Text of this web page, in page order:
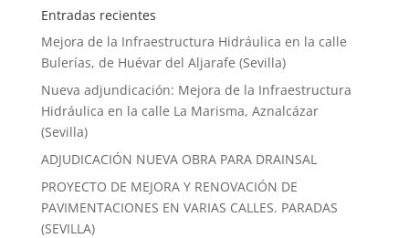
Entradas recientes
Mejora de la Infraestructura Hidráulica en la calle
Bulerías, de Huévar del Aljarafe (Sevilla)
Nueva adjundicación: Mejora de la Infraestructura
Hidráulica en la calle La Marisma, Aznalcázar
(Sevilla)
ADJUDICACIÓN NUEVA OBRA PARA DRAINSAL
PROYECTO DE MEJORA Y RENOVACIÓN DE
PAVIMENTACIONES EN VARIAS CALLES. PARADAS
(SEVILLA)